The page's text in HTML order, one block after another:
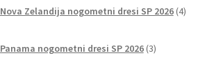
Nova Zelandija nogometni dresi SP 2026 4izdelki
Panama nogometni dresi SP 2026 3izdelki